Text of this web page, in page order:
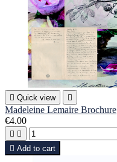
 Quick view 
Madeleine Lemaire Brochure
€4.00
 
 Add to cart